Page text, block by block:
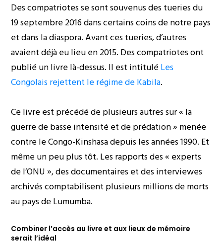
Des compatriotes se sont souvenus des tueries du
19 septembre 2016 dans certains coins de notre pays
et dans la diaspora. Avant ces tueries, d’autres
avaient déjà eu lieu en 2015. Des compatriotes ont
publié un livre là-dessus. Il est intituléLes
Congolais rejettent le régime de Kabila.
Ce livre est précédé de plusieurs autres sur « la
guerre de basse intensité et de prédation » menée
contre le Congo-Kinshasa depuis les années 1990. Et
même un peu plus tôt. Les rapports des « experts
de l’ONU », des documentaires et des interviewes
archivés comptabilisent plusieurs millions de morts
au pays de Lumumba.
Combiner l’accès au livre et aux lieux de mémoire
serait l’idéal